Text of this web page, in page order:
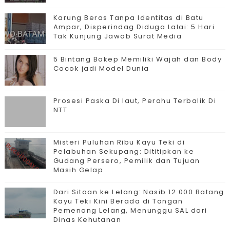
Karung Beras Tanpa Identitas di Batu
Ampar, Disperindag Diduga Lalai: 5 Hari
Tak Kunjung Jawab Surat Media
5 Bintang Bokep Memiliki Wajah dan Body
Cocok jadi Model Dunia
Prosesi Paska Di laut, Perahu Terbalik Di
NTT
Misteri Puluhan Ribu Kayu Teki di
Pelabuhan Sekupang: Dititipkan ke
Gudang Persero, Pemilik dan Tujuan
Masih Gelap
Dari Sitaan ke Lelang: Nasib 12.000 Batang
Kayu Teki Kini Berada di Tangan
Pemenang Lelang, Menunggu SAL dari
Dinas Kehutanan